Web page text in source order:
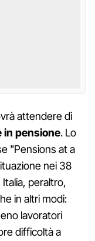
attendere di
in pensione. Lo
"Pensions at a
nei 38
peraltro,
in altri modi:
lavoratori
difficoltà a